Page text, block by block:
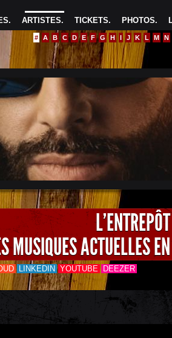
PHOTOS.
TICKETS.
ARTISTES.
.
# A B C D E F G H I J K L M N
MUSIQUES ACTUELLES
LINKEDIN YOUTUBE DEEZER